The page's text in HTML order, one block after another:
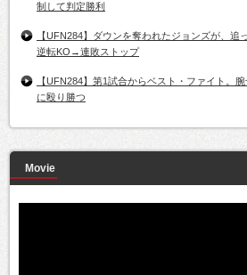
制して判定勝利
【UFN284】ダウンを奪われたジョンズが、追
逆転KO→連敗ストップ
【UFN284】第1試合からベスト・ファイト。
に殴り勝つ
Movie